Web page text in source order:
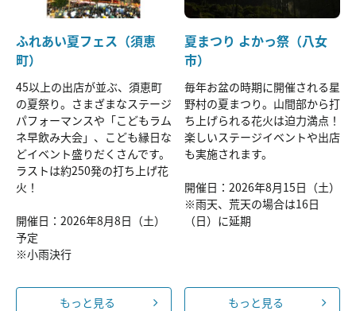
ふれあい夏フェス（須恵
町）
45以上の出店が並ぶ、須恵町
の夏祭り。さまざまなステージ
パフォーマンスや「こどもラム
ネ早飲み大会」、こども縁日な
どイベント盛りだくさんです。
ラストは約250発の打ち上げ花
火！
開催日：2026年8月8日（土）
予定
※小雨決行
もっと見る
夏まつり よかっ祭（八女
市）
毎年お盆の時期に開催される星
野村の夏まつり。山間部から打
ち上げられる花火は迫力満点！
楽しいステージイベントや出店
も実施されます。
開催日：2026年8月15日（土）
※雨天、荒天の場合は16日
（日）に延期
もっと見る